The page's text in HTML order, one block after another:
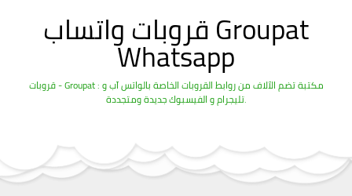
قروبات واتساب Groupat
Whatsapp
قروبات - Groupat : مكتبة تضم الآلاف من روابط القروبات الخاصة بالواتس آب و
تليجرام و الفيسبوك جديدة ومتجددة.